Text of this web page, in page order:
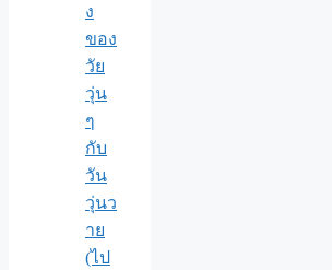
ง
ของ
วัย
วุ่น
ๆ
กับ
วัน
วุ่นว
าย
(ไป